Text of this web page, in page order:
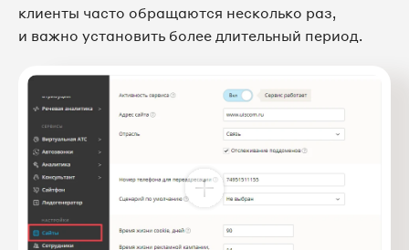
клиенты часто обращаются несколько раз,
и важно установить более длительный период.